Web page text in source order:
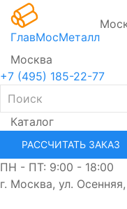
ГлавМосМеталл
Москва
+7 (495) 185-22-77
Каталог
РАССЧИТАТЬ ЗАКАЗ
ПН - ПТ: 9:00 - 18:00
г. Москва, ул.